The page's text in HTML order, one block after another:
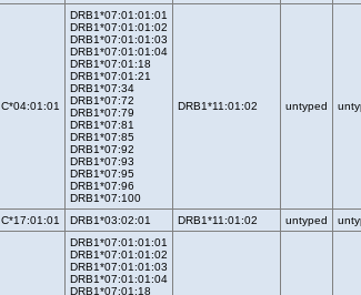
C*04:01:01
DRB1*07:01:01:01
DRB1*07:01:01:02
DRB1*07:01:01:03
DRB1*07:01:01:04
DRB1*07:01:18
DRB1*07:01:21
DRB1*07:34
DRB1*07:72
DRB1*07:79
DRB1*07:81
DRB1*07:85
DRB1*07:92
DRB1*07:93
DRB1*07:95
DRB1*07:96
DRB1*07:100
DRB1*11:01:02 untyped
C*17:01:01 DRB1*03:02:01 DRB1*11:01:02 untyped
DRB1*07:01:01:01
DRB1*07:01:01:02
DRB1*07:01:01:03
DRB1*07:01:01:04
DRB1*07:01:18